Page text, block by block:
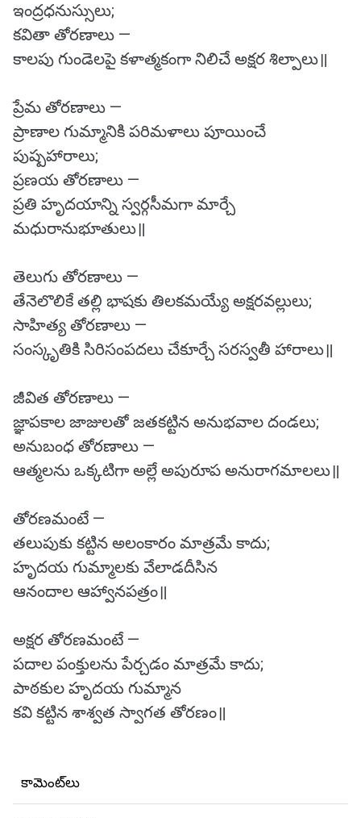
ఇంద్రధనుస్సులు;
కవితా తోరణాలు —
కాలపు గుండెలపై కళాత్మకంగా నిలిచే అక్షర శిల్పాలు॥
ప్రేమ తోరణాలు —
ప్రాణాల గుమ్మానికి పరిమళాలు పూయించే
పుష్పహారాలు;
ప్రణయ తోరణాలు —
ప్రతి హృదయాన్ని స్వర్గసీమగా మార్చే
మధురానుభూతులు॥
తెలుగు తోరణాలు —
తేనెలొలికే తల్లి భాషకు తిలకమయ్యే అక్షరవల్లులు;
సాహిత్య తోరణాలు —
సంస్కృతికి సిరిసంపదలు చేకూర్చే సరస్వతీ హారాలు॥
జీవిత తోరణాలు —
జ్ఞాపకాల జాజులతో జతకట్టిన అనుభవాల దండలు;
అనుబంధ తోరణాలు —
ఆత్మలను ఒక్కటిగా అల్లే అపురూప అనురాగమాలలు॥
తోరణమంటే —
తలుపుకు కట్టిన అలంకారం మాత్రమే కాదు;
హృదయ గుమ్మాలకు వేలాడదీసిన
ఆనందాల ఆహ్వానపత్రం॥
అక్షర తోరణమంటే —
పదాల పంక్తులను పేర్చడం మాత్రమే కాదు;
పాఠకుల హృదయ గుమ్మాన
కవి కట్టిన శాశ్వత స్వాగత తోరణం॥
కామెంట్‌లు